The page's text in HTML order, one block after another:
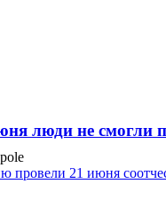
люди не смогли